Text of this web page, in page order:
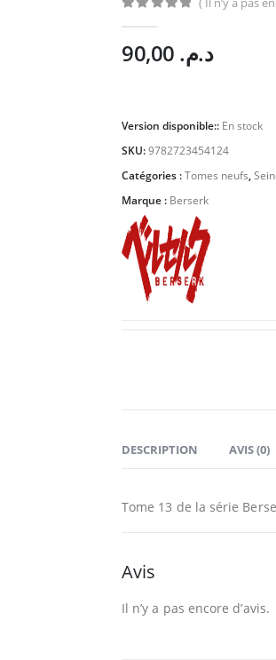
د.م.
Version disponible:: En stock
SKU:9782723454124
Catégories :Tomes neufs,
Marque : Berserk
DESCRIPTION AVIS (0)
Tome 13 de la série
Avis
Il n’y a pas encore d’avis.